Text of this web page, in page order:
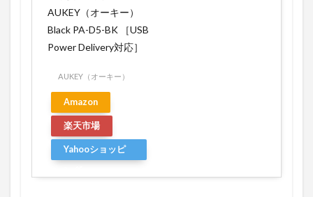
AUKEY（オーキー）
Black PA-D5-BK ［USB
Power Delivery対応］
AUKEY（オーキー）
Amazon
楽天市場
Yahooショッピ